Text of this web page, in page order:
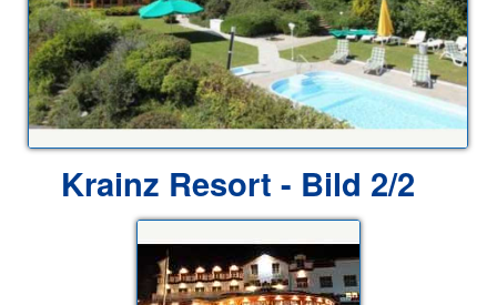
Krainz Resort - Bild 2/2